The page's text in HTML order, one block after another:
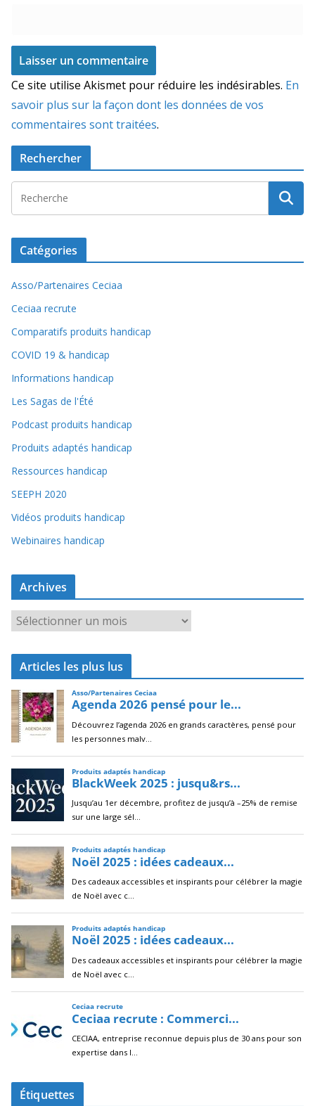
Ce site utilise Akismet pour réduire les indésirables. En
savoir plus sur la façon dont les données de vos
commentaires sont traitées.
Rechercher
Catégories
Asso/Partenaires Ceciaa
Ceciaa recrute
Comparatifs produits handicap
COVID 19 & handicap
Informations handicap
Les Sagas de l'Été
Podcast produits handicap
Produits adaptés handicap
Ressources handicap
SEEPH 2020
Vidéos produits handicap
Webinaires handicap
Archives
r
c
i
v
e
s
Articles les plus lus
Étiquettes